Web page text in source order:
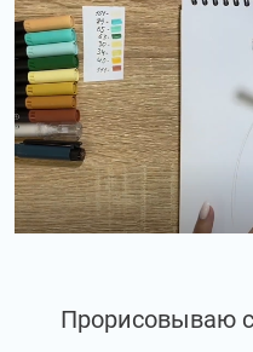
Прорисовываю